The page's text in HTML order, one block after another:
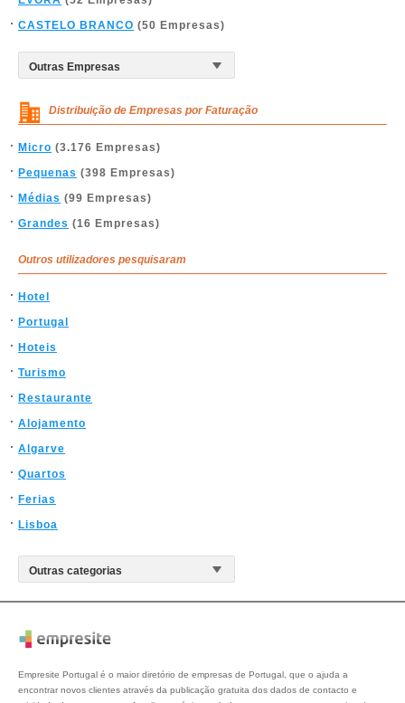
CASTELO BRANCO (50 Empresas)
Distribuição de Empresas por Faturação
Micro (3.176 Empresas)
Pequenas (398 Empresas)
Médias (99 Empresas)
Grandes (16 Empresas)
Outros utilizadores pesquisaram
Hotel
Portugal
Hoteis
Turismo
Restaurante
Alojamento
Algarve
Quartos
Ferias
Lisboa
Empresite Portugal é o maior diretório de empresas de Portugal, que o ajuda a
encontrar novos clientes através da publicação gratuita dos dados de contacto e